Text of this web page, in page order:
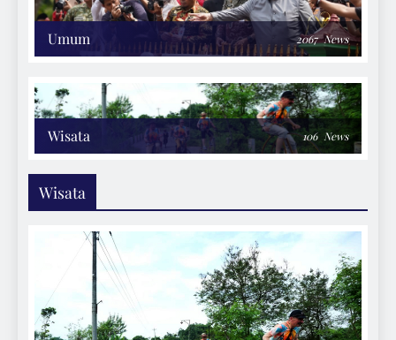
Umum 2067 News
Wisata 106 News
Wisata